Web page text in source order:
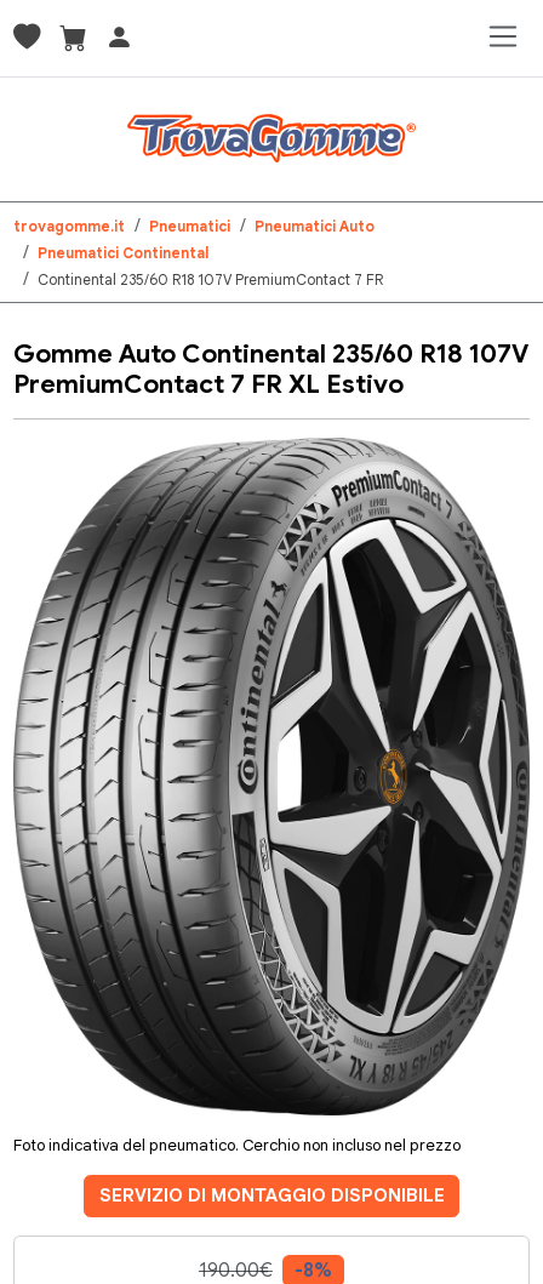
trovagomme.it Pneumatici
Pneumatici Auto
Pneumatici Continental
Continental 235/60 R18 107V PremiumContact 7 FR
Gomme Auto Continental 235/60 R18 107V
PremiumContact 7 FR XL Estivo
Foto indicativa del pneumatico. Cerchio non incluso nel prezzo
SERVIZIO DI MONTAGGIO DISPONIBILE
190.00€ -8%